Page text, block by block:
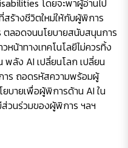
โดยจะพาผู้อ่านไป
ร้างชีวิตใหม่ให้กับผู้พิการ
ลอดจนนโยบายสนับสนุนการ
น้าทางเทคโนโลยีไม่ควรทิ้ง
พลัง AI เปลี่ยนโลก เปลี่ยน
ร ถอดรหัสความพร้อมผู้
บายเพื่อผู้พิการด้าน AI ใน
วนร่วมของผู้พิการ ฯลฯ